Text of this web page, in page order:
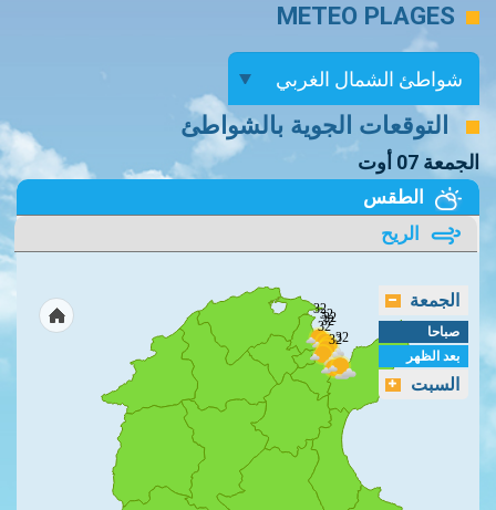
METEO PLAGES
التوقعات الجوية بالشواطئ
الجمعة 07 أوت
الطقس
الريح
3232
32
32
32
3232
الجمعة
صباحا
بعد الظهر
السبت